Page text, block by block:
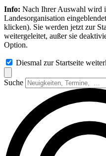
Info: Nach Ihrer Auswahl wird
Landesorganisation
klicken). Sie werden jetzt zur
weitergeleitet, außer sie
Option.
Diesmal zur Startseite
Suche